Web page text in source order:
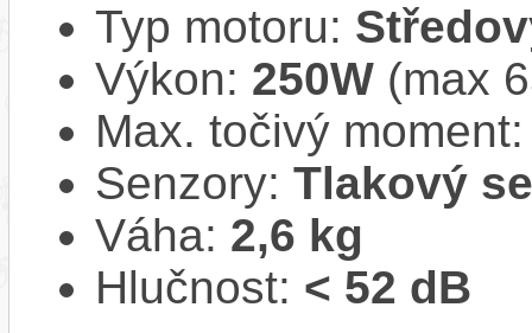
Typ motoru:
Výkon: 250W (max
Max. točivý
Senzory: Tlakový
Váha: 2,6 kg
Hlučnost: < 52 dB